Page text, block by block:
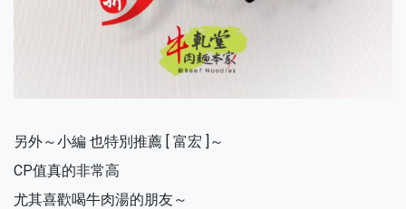
另外～小編 也特別推薦 [ 富宏 ]～
CP值真的非常高
尤其喜歡喝牛肉湯的朋友～